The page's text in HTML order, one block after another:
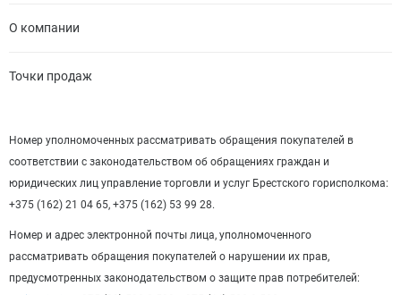
О компании
Точки продаж
Номер уполномоченных рассматривать обращения покупателей в
соответствии с законодательством об обращениях граждан и
юридических лиц управление торговли и услуг Брестского горисполкома:
+375 (162) 21 04 65, +375 (162) 53 99 28.
Номер и адрес электронной почты лица, уполномоченного
рассматривать обращения покупателей о нарушении их прав,
предусмотренных законодательством о защите прав потребителей: